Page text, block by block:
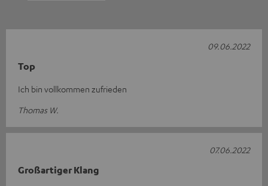
Top
Ich bin vollkommen zufrieden
Thomas W.
09.06.2022
Großartiger Klang
07.06.2022